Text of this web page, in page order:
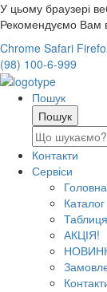
У цьому браузері
Рекомендуємо Вам
Chrome Safari
(98) 100-6-999
Пошук
Контакти
Сервіси
Головна
Каталог
АКЦІЯ!